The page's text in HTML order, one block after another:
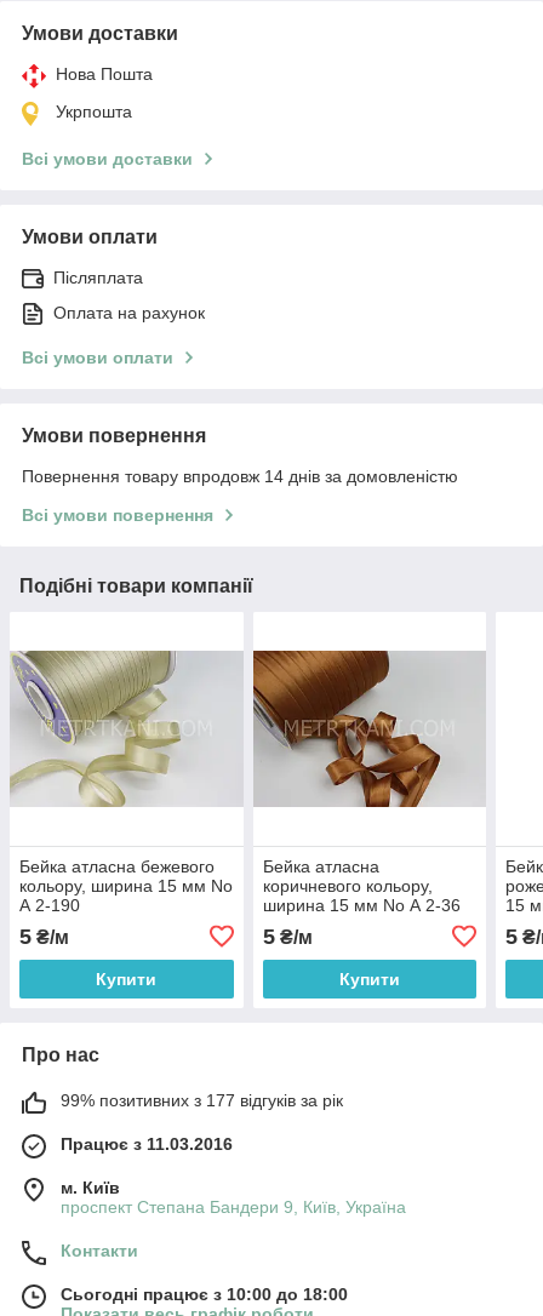
Умови доставки
Нова Пошта
Укрпошта
Всі умови доставки
Умови оплати
Післяплата
Оплата на рахунок
Всі умови оплати
Умови повернення
Повернення товару впродовж 14 днів за домовленістю
Всі умови повернення
Подібні товари компанії
Бейка атласна бежевого
кольору, ширина 15 мм No
А 2-190
5 ₴/м
Купити
Бейка атласна
коричневого кольору,
ширина 15 мм No А 2-36
5₴/м
Купити
15
5
Про нас
99% позитивних з 177 відгуків за рік
Працює з 11.03.2016
м. Київ
проспект Степана Бандери 9, Київ, Україна
Контакти
Сьогодні працює з 10:00 до 18:00